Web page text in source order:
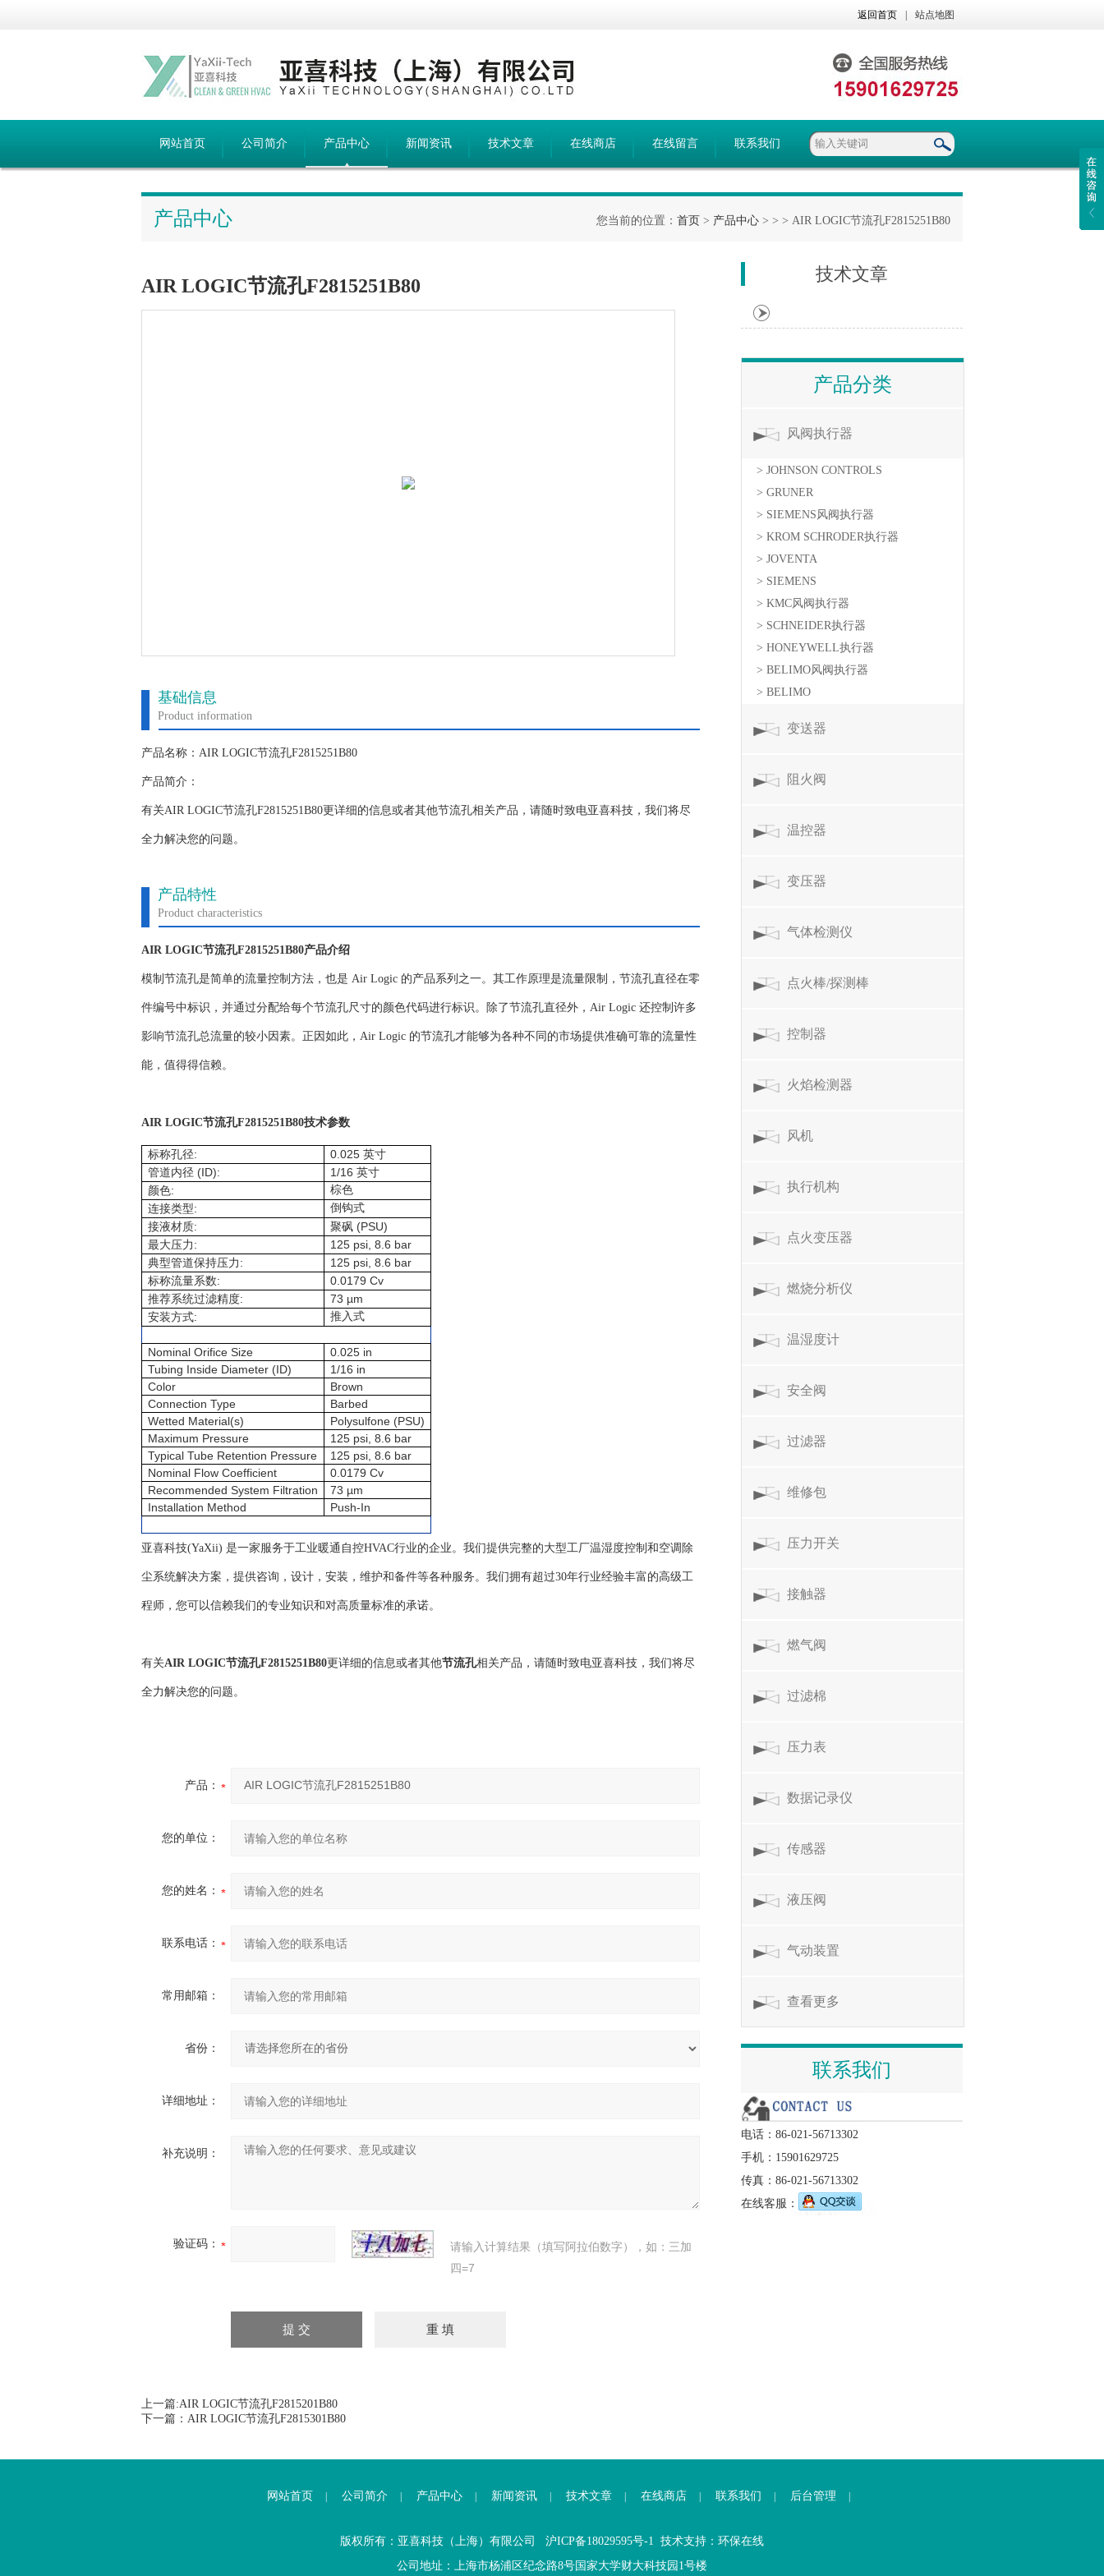
返回首页 站点地图
网站首页 公司简介 产品中心 新闻资讯 技术文章 在线商店 在线留言 联系我们
产品中心 您当前的位置： 首页 > 产品中心 > > > AIR LOGIC节流孔F2815251B80
AIR LOGIC节流孔F2815251B80
基础信息
Product information
产品名称：AIR LOGIC节流孔F2815251B80
产品简介：
有关AIR LOGIC节流孔F2815251B80更详细的信息或者其他节流孔相关产品，请随时致电亚喜科技，我们将尽
全力解决您的问题。
产品特性
Product characteristics
AIR LOGIC节流孔F2815251B80产品介绍
模制节流孔是简单的流量控制方法，也是 Air Logic 的产品系列之一。其工作原理是流量限制，节流孔直径在零
件编号中标识，并通过分配给每个节流孔尺寸的颜色代码进行标识。除了节流孔直径外，Air Logic 还控制许多
影响节流孔总流量的较小因素。正因如此，Air Logic 的节流孔才能够为各种不同的市场提供准确可靠的流量性
能，值得得信赖。
AIR LOGIC节流孔F2815251B80技术参数
标称孔径: 0.025 英寸
管道内径 (ID): 1/16 英寸
颜色:
棕色
连接类型:
倒钩式
接液材质: 聚砜 (PSU)
最大压力 : 125 psi, 8.6 bar
典型管道保持压力 : 125 psi, 8.6 bar
标称流量系数: 0.0179 Cv
推荐系统过滤精度: 73 µm
安装方式: 推入式
Nominal Orifice Size
0.025 in
Tubing Inside Diameter (ID)
1/16 in
Color
Brown
Connection Type
Barbed
Wetted Material(s)
Polysulfone (PSU)
Maximum Pressure
125 psi, 8.6 bar
Typical Tube Retention Pressure
125 psi, 8.6 bar
Nominal Flow Coefficient
0.0179 Cv
Recommended System Filtration
73 µm
Installation Method
Push-In
亚喜科技(YaXii) 是一家服务于工业暖通自控HVAC行业的企业。我们提供完整的大型工厂温湿度控制和空调除
尘系统解决方案，提供咨询，设计，安装，维护和备件等各种服务。我们拥有超过30年行业经验丰富的高级工
程师，您可以信赖我们的专业知识和对高质量标准的承诺。
有关AIR LOGIC节流孔F2815251B80更详细的信息或者其他节流孔相关产品，请随时致电亚喜科技，我们将尽
全力解决您的问题。
产品：
您的单位：
您的姓名：
联系电话：
常用邮箱：
省份：
详细地址：
补充说明：
验证码：
请输入计算结果（填写阿拉伯数字），如：三加
四=7
上一篇:AIR LOGIC节流孔F2815201B80
下一篇： AIR LOGIC节流孔F2815301B80
技术文章
产品分类
风阀执行器
> JOHNSON CONTROLS
> GRUNER
> SIEMENS风阀执行器
> KROM SCHRODER执行器
> JOVENTA
> SIEMENS
> KMC风阀执行器
> SCHNEIDER执行器
> HONEYWELL执行器
> BELIMO风阀执行器
> BELIMO
变送器
阻火阀
温控器
变压器
气体检测仪
点火棒/探测棒
控制器
火焰检测器
风机
执行机构
点火变压器
燃烧分析仪
温湿度计
安全阀
过滤器
维修包
压力开关
接触器
燃气阀
过滤棉
压力表
数据记录仪
传感器
液压阀
气动装置
查看更多
联系我们
电话：86-021-56713302
手机：15901629725
传真：86-021-56713302
在线客服：
网站首页 公司简介 产品中心 新闻资讯 技术文章 在线商店 联系我们 后台管理
版权所有：亚喜科技（上海）有限公司 沪ICP备18029595号-1 技术支持： 环保在线
公司地址：上海市杨浦区纪念路8号国家大学财大科技园1号楼